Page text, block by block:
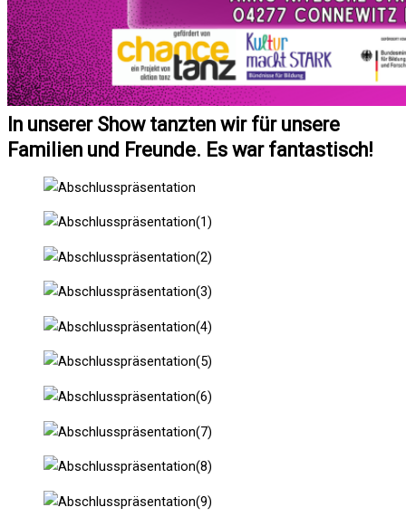
In unserer Show tanzten wir für unsere
Familien und Freunde. Es war fantastisch!